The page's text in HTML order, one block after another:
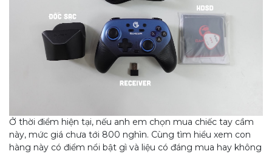
Ở thời điểm hiện tại, nếu anh em chọn mua chiếc tay cầm
này, mức giá chưa tới 800 nghìn. Cùng tìm hiểu xem con
hàng này có điểm nổi bật gì và liệu có đáng mua hay không